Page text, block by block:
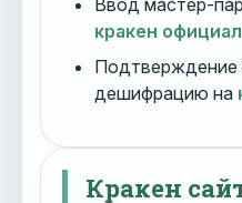
Ввод мастер-
кракен
Подтверждение
дешифрацию на
Кракен